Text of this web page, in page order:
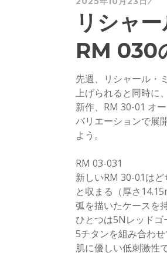
リシャ
RM 030
先週、リシャール・
上げられると同時に
新作、RM 30-01 オ
バリエーションで展
よう。
RM 03-031
新しいRM 30-01は
と収まる（厚さ
弧を描いたケースを
ひとつは5Nレッド
5チタンを組み合わ
肌に優しい低刺激性